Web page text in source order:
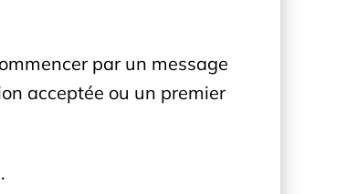
par un message
acceptée ou un premier